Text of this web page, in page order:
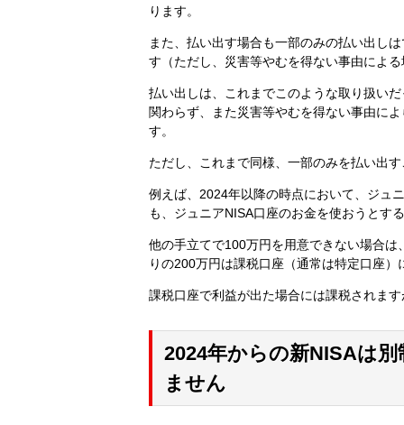
ります。
また、払い出す場合も一部のみの払い出し
す（ただし、災害等やむを得ない事由によ
払い出しは、これまでこのような取り扱い
関わらず、また災害等やむを得ない事由に
す。
ただし、これまで同様、一部のみを払い出
例えば、2024年以降の時点において、ジュ
も、ジュニアNISA口座のお金を使おうとす
他の手立てで100万円を用意できない場合
りの200万円は課税口座（通常は特定口座
課税口座で利益が出た場合には課税されま
2024年からの新NISAは
ません